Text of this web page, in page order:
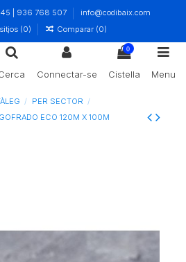
| 936 768 507
info@codibaix.com
(0) Comparar (0)
Connectar-se
0
Cistella Menu
PER SECTOR
ECO 120M X 100M